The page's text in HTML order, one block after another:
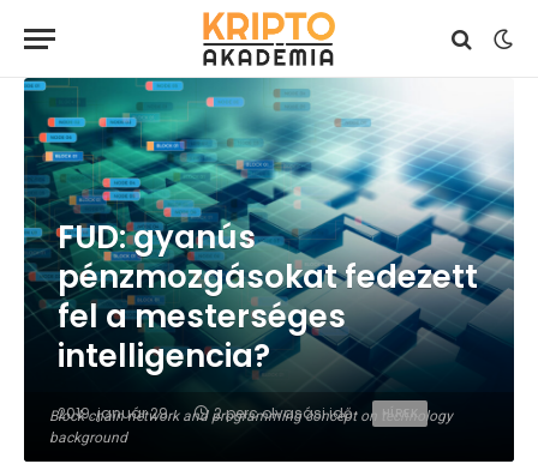
Block chain network and programming concept on technology
background
FUD: gyanús
pénzmozgásokat fedezett
fel a mesterséges
intelligencia?
2019. január 29. 2 perc olvasási idő HÍREK